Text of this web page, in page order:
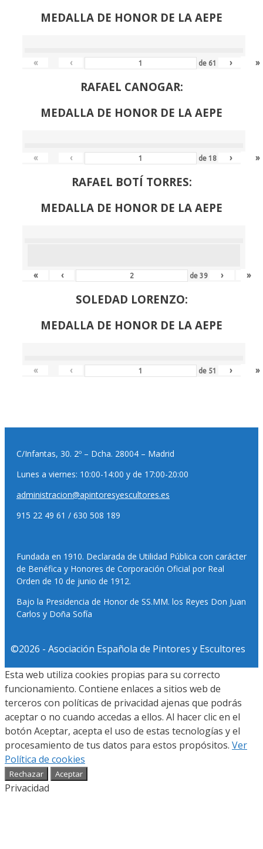
MEDALLA DE HONOR DE LA AEPE
« ‹ de 61 › »
RAFAEL CANOGAR:
MEDALLA DE HONOR DE LA AEPE
« ‹ de18 › »
RAFAEL BOTÍ TORRES:
MEDALLA DE HONOR DE LA AEPE
« ‹ de39 › »
SOLEDAD LORENZO:
MEDALLA DE HONOR DE LA AEPE
« ‹ de 51 › »
C/Infantas, 30. 2º – Dcha. 28004 – Madrid
Lunes a viernes: 10:00-14:00 y de 17:00-20:00
administracion@apintoresyescultores.es
915 22 49 61 / 630 508 189
Fundada en 1910. Declarada de Utilidad Pública con carácter
de Benéfica y Honores de Corporación Oficial por Real
Orden de 10 de junio de 1912.
Bajo la Presidencia de Honor de SS.MM. los Reyes Don Juan
Carlos y Doña Sofía
©2026 - Asociación Española de Pintores y Escultores
Esta web utiliza cookies propias para su correcto
funcionamiento. Contiene enlaces a sitios web de
terceros con políticas de privacidad ajenas que podrás
aceptar o no cuando accedas a ellos. Al hacer clic en el
botón Aceptar, acepta el uso de estas tecnologías y el
procesamiento de tus datos para estos propósitos. Ver
Política de cookies
Rechazar Aceptar
Privacidad